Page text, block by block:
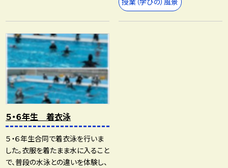
５・６年生 着衣泳
５・６年生合同で着衣泳を行いま
した。衣服を着たまま水に入ること
で、普段の水泳との違いを体験し、